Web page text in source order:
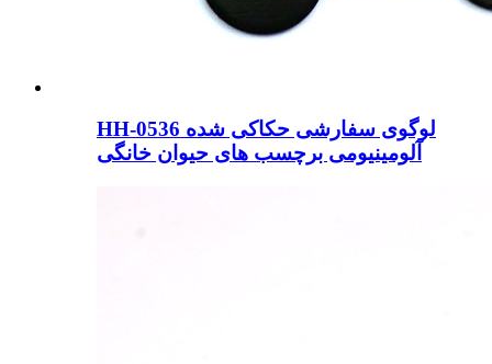
HH-0536 لوگوی سفارشی حکاکی شده
آلومینیومی برچسب های حیوان خانگی